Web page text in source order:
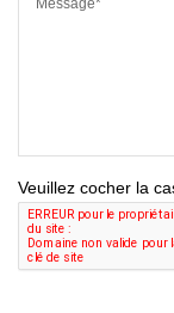
Veuillez cocher la